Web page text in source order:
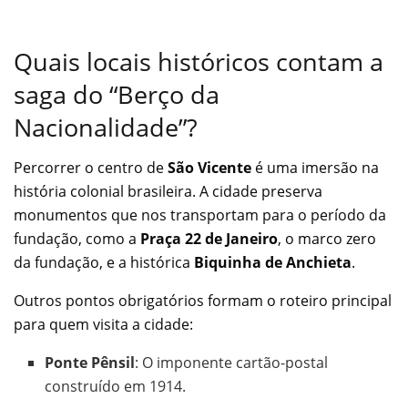
Quais locais históricos contam a
saga do “Berço da
Nacionalidade”?
Percorrer o centro deSão Vicente é uma imersão na
história colonial brasileira. A cidade preserva
monumentos que nos transportam para o período da
fundação, como a Praça 22 de Janeiro, o marco zero
da fundação, e a histórica Biquinha de Anchieta.
Outros pontos obrigatórios formam o roteiro principal
para quem visita a cidade:
Ponte Pênsil: O imponente cartão-postal
construído em 1914.